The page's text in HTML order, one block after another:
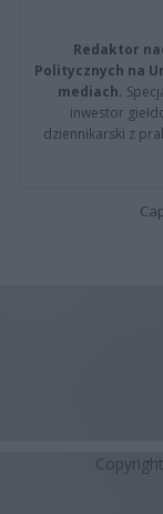
Redaktor
Politycznych na
mediach.
inwestor
dziennikarski z